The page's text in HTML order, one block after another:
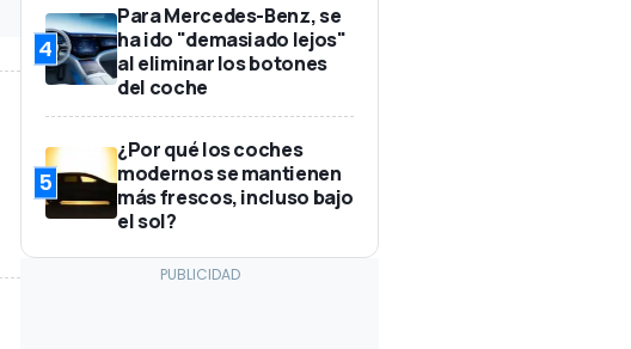
4
Para Mercedes-Benz, se
ha ido "demasiado lejos"
al eliminar los botones
del coche
5
¿Por qué los coches
modernos se mantienen
más frescos, incluso bajo
el sol?